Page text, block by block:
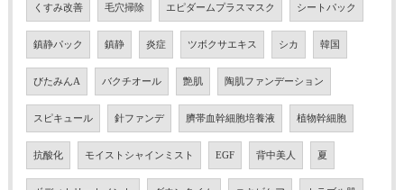
くすみ改善 毛穴掃除 エピダームプラスマスク シートパック
鎮静パック 鎮静 炎症 ツボクサエキス シカ 韓国
びたみんA バクチオール 艶肌 陶肌ファンデーション
スピキュール 針ファンデ 臍帯血幹細胞培養液 植物幹細胞
抗酸化 モイストシャインミスト EGF 背中美人 夏